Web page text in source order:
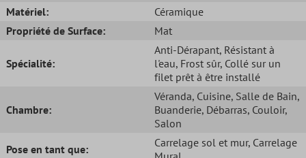
Matériel:
Céramique
Propriété de Surface:
Mat
Spécialité:
Anti-Dérapant, Résistant à
l'eau, Frost sûr, Collé sur un
filet prêt à être installé
Chambre:
Véranda, Cuisine, Salle de Bain,
Buanderie, Débarras, Couloir,
Salon
Pose en tant que:
Carrelage sol et mur, Carrelage